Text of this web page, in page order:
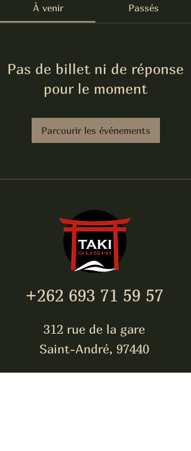
À venir Passés
Pas de billet ni de réponse
pour le moment
Parcourir les événements
+262 693 71 59 57
312 rue de la gare
Saint-André, 97440